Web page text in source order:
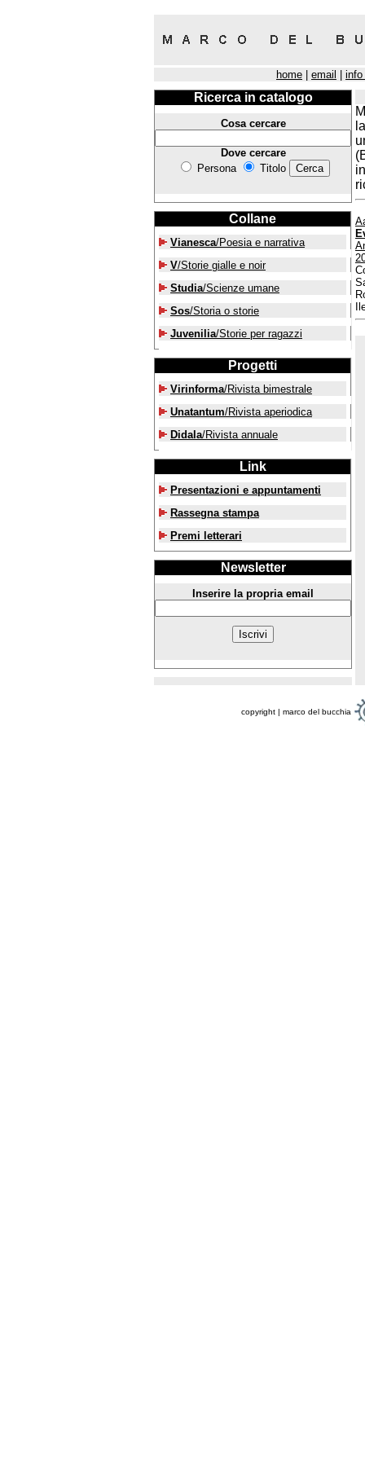
home email info
Ricerca in catalogo
Cosa cercare
Dove cercare
Persona
Titolo
Collane
Vianesca/Poesia e narrativa
V/Storie gialle e noir
Studia/Scienze umane
Sos/Storia o storie
Juvenilia/Storie per ragazzi
Progetti
Virinforma/Rivista bimestrale
Unatantum/Rivista aperiodica
Didala/Rivista annuale
Link
Presentazioni e appuntamenti
Rassegna stampa
Premi letterari
Newsletter
Inserire la propria email
copyright | marco del bucchia